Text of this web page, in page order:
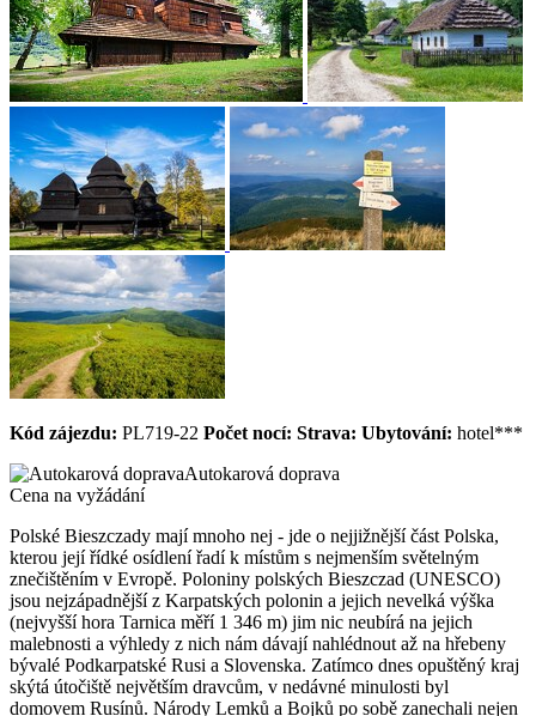
Kód zájezdu: PL719-22 Počet nocí: Strava: Ubytování: hotel***
Autokarová doprava
Cena na vyžádání
Polské Bieszczady mají mnoho nej - jde o nejjižnější část Polska,
kterou její řídké osídlení řadí k místům s nejmenším světelným
znečištěním v Evropě. Poloniny polských Bieszczad (UNESCO)
jsou nejzápadnější z Karpatských polonin a jejich nevelká výška
(nejvyšší hora Tarnica měří 1 346 m) jim nic neubírá na jejich
malebnosti a výhledy z nich nám dávají nahlédnout až na hřebeny
bývalé Podkarpatské Rusi a Slovenska. Zatímco dnes opuštěný kraj
skýtá útočiště největším dravcům, v nedávné minulosti byl
domovem Rusínů. Národy Lemků a Bojků po sobě zanechali nejen